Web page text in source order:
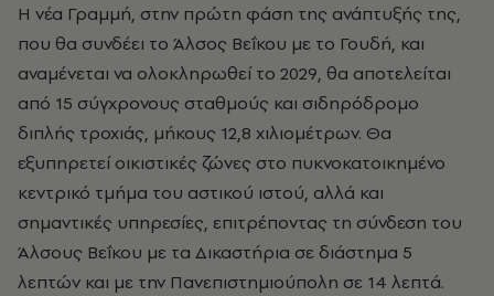
Η νέα Γραμμή, στην πρώτη φάση της ανάπτυξής της,
που θα συνδέει το Άλσος Βεΐκου με το Γουδή, και
αναμένεται να ολοκληρωθεί το 2029, θα αποτελείται
από 15 σύγχρονους σταθμούς και σιδηρόδρομο
διπλής τροχιάς, μήκους 12,8 χιλιομέτρων. Θα
εξυπηρετεί οικιστικές ζώνες στο πυκνοκατοικημένο
κεντρικό τμήμα του αστικού ιστού, αλλά και
σημαντικές υπηρεσίες, επιτρέποντας τη σύνδεση του
Άλσους Βεΐκου με τα Δικαστήρια σε διάστημα 5
λεπτών και με την Πανεπιστημιούπολη σε 14 λεπτά.